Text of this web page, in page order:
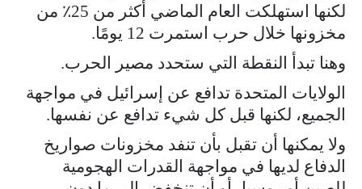
لكنها استهلكت العام الماضي أكثر من 25٪ من
مخزونها خلال حرب استمرت 12 يومًا.
وهنا تبدأ النقطة التي ستحدد مصير الحرب.
الولايات المتحدة تدافع عن إسرائيل في مواجهة
الجميع، لكنها قبل كل شيء تدافع عن نفسها.
ولا يمكنها أن تقبل بأن تنفد مخزونات صواريخ
الدفاع لديها في مواجهة القدرات الهجومية